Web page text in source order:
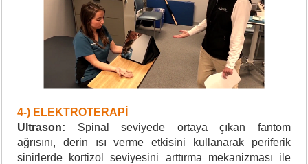
4-) ELEKTROTERAPİ
Ultrason: Spinal seviyede ortaya çıkan fantom
ağrısını, derin ısı verme etkisini kullanarak periferik
sinirlerde kortizol seviyesini arttırma mekanizması ile